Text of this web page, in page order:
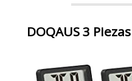
DOQAUS 3